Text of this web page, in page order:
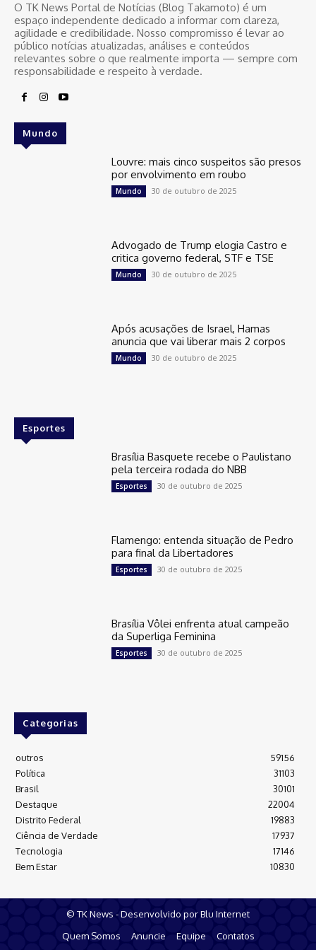
O TK News Portal de Notícias (Blog Takamoto) é um
espaço independente dedicado a informar com clareza,
agilidade e credibilidade. Nosso compromisso é levar ao
público notícias atualizadas, análises e conteúdos
relevantes sobre o que realmente importa — sempre com
responsabilidade e respeito à verdade.
Mundo
Louvre: mais cinco suspeitos são presos
por envolvimento em roubo
Mundo 30 de outubro de 2025
Advogado de Trump elogia Castro e
critica governo federal, STF e TSE
Mundo 30 de outubro de 2025
Após acusações de Israel, Hamas
anuncia que vai liberar mais 2 corpos
Mundo 30 de outubro de 2025
Esportes
Brasília Basquete recebe o Paulistano
pela terceira rodada do NBB
Esportes 30 de outubro de 2025
Flamengo: entenda situação de Pedro
para final da Libertadores
Esportes 30 de outubro de 2025
Brasília Vôlei enfrenta atual campeão
da Superliga Feminina
Esportes 30 de outubro de 2025
Categorias
outros
59156
Política
31103
Brasil
30101
Destaque
22004
Distrito Federal
19883
Ciência de Verdade
17937
Tecnologia
17146
Bem Estar
10830
© TK News - Desenvolvido por Blu Internet
Quem Somos
Anuncie Equipe Contatos